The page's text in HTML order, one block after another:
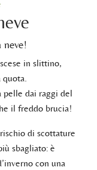
neve!
in slittino,
quota.
pelle dai raggi del
il freddo brucia!
di scottature
sbagliato: è
con una